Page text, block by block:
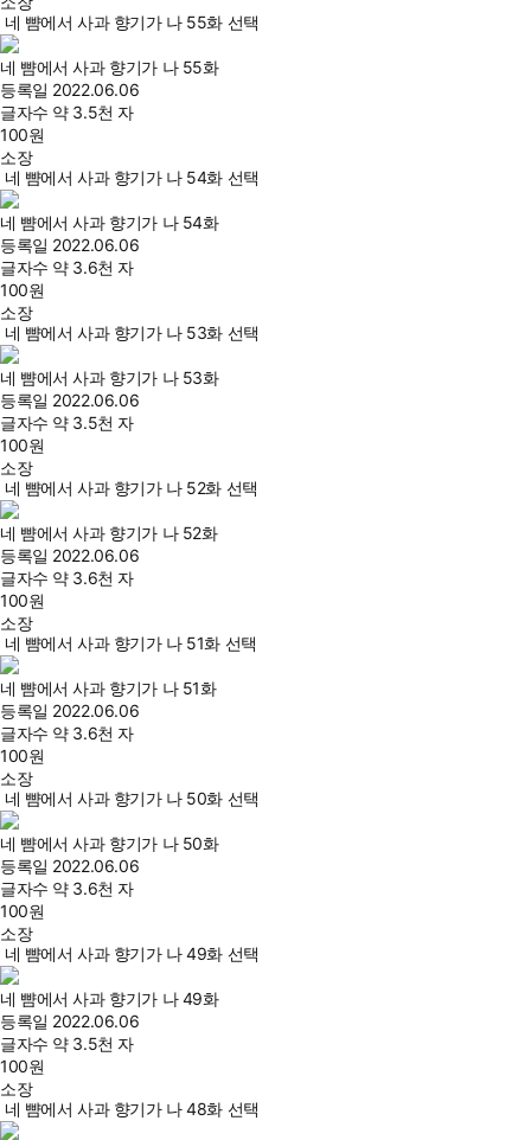
네 뺨에서 사과 향기가 나 55화 선택
네 뺨에서 사과 향기가 나 55화
등록일 2022.06.06
글자수 약 3.5천 자
100원
소장
네 뺨에서 사과 향기가 나 54화 선택
네 뺨에서 사과 향기가 나 54화
등록일 2022.06.06
글자수 약 3.6천 자
100원
소장
네 뺨에서 사과 향기가 나 53화 선택
네 뺨에서 사과 향기가 나 53화
등록일 2022.06.06
글자수 약 3.5천 자
100원
소장
네 뺨에서 사과 향기가 나 52화 선택
네 뺨에서 사과 향기가 나 52화
등록일 2022.06.06
글자수 약 3.6천 자
100원
소장
네 뺨에서 사과 향기가 나 51화 선택
네 뺨에서 사과 향기가 나 51화
등록일 2022.06.06
글자수 약 3.6천 자
100원
소장
네 뺨에서 사과 향기가 나 50화 선택
네 뺨에서 사과 향기가 나 50화
등록일 2022.06.06
글자수 약 3.6천 자
100원
소장
네 뺨에서 사과 향기가 나 49화 선택
네 뺨에서 사과 향기가 나 49화
등록일 2022.06.06
글자수 약 3.5천 자
100원
소장
네 뺨에서 사과 향기가 나 48화 선택